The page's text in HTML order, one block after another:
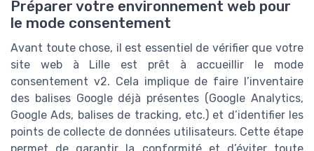
Préparer votre environnement web pour
le mode consentement
Avant toute chose, il est essentiel de vérifier que votre
site web à Lille est prêt à accueillir le mode
consentement v2. Cela implique de faire l’inventaire
des balises Google déjà présentes (Google Analytics,
Google Ads, balises de tracking, etc.) et d’identifier les
points de collecte de données utilisateurs. Cette étape